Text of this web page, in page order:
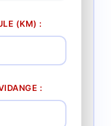
(KM) :
: